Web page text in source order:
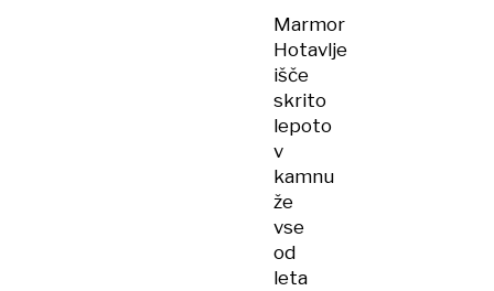
Marmor
Hotavlje
išče
skrito
lepoto
v
kamnu
že
vse
od
leta